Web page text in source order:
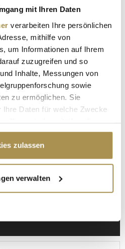
mit Ihren Daten
verarbeiten Ihre persönlichen
mithilfe von
um Informationen auf Ihrem
zuzugreifen und so
Inhalte, Messungen von
sowie
zu ermöglichen. Sie
Ihre Daten für welche Zwecke
Klicken auf das Privacy
widerrufen
Ihre geografische Lage
einige Meter genau sein
zulassen
verwalten
LAUTSCHALTEN
Skandal im